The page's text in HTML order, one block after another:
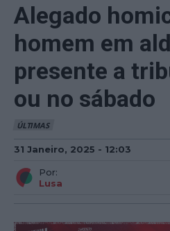
Alegado
homem em
presente a
ou no sábado
ÚLTIMAS
31 Janeiro, 2025 - 12:03
Por:
Lusa